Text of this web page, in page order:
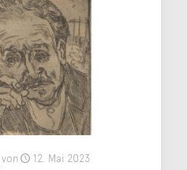
von 12. Mai 2023